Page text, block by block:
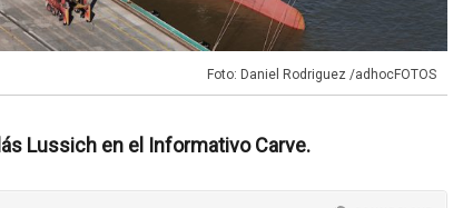
Foto: Daniel Rodriguez /adhocFOTOS
Lussich en el Informativo Carve.